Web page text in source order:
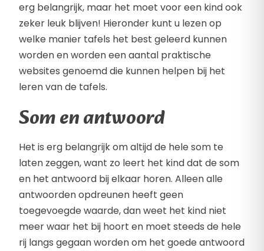
erg belangrijk, maar het moet voor een kind ook
zeker leuk blijven! Hieronder kunt u lezen op
welke manier tafels het best geleerd kunnen
worden en worden een aantal praktische
websites genoemd die kunnen helpen bij het
leren van de tafels.
Som en antwoord
Het is erg belangrijk om altijd de hele som te
laten zeggen, want zo leert het kind dat de som
en het antwoord bij elkaar horen. Alleen alle
antwoorden opdreunen heeft geen
toegevoegde waarde, dan weet het kind niet
meer waar het bij hoort en moet steeds de hele
rij langs gegaan worden om het goede antwoord